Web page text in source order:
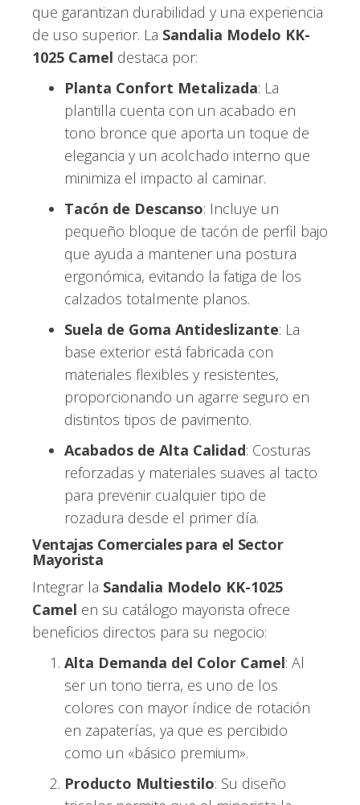
que garantizan durabilidad y una experiencia
de uso superior. La Sandalia Modelo KK-
1025 Camel destaca por:
Planta Confort Metalizada: La
plantilla cuenta con un acabado en
tono bronce que aporta un toque de
elegancia y un acolchado interno que
minimiza el impacto al caminar.
Tacón de Descanso: Incluye un
pequeño bloque de tacón de perfil bajo
que ayuda a mantener una postura
ergonómica, evitando la fatiga de los
calzados totalmente planos.
Suela de Goma Antideslizante: La
base exterior está fabricada con
materiales flexibles y resistentes,
proporcionando un agarre seguro en
distintos tipos de pavimento.
Acabados de Alta Calidad: Costuras
reforzadas y materiales suaves al tacto
para prevenir cualquier tipo de
rozadura desde el primer día.
Ventajas Comerciales para el Sector
Mayorista
Integrar la Sandalia Modelo KK-1025
Camel en su catálogo mayorista ofrece
beneficios directos para su negocio:
Alta Demanda del Color Camel: Al
ser un tono tierra, es uno de los
colores con mayor índice de rotación
en zapaterías, ya que es percibido
como un «básico premium».
Producto Multiestilo: Su diseño